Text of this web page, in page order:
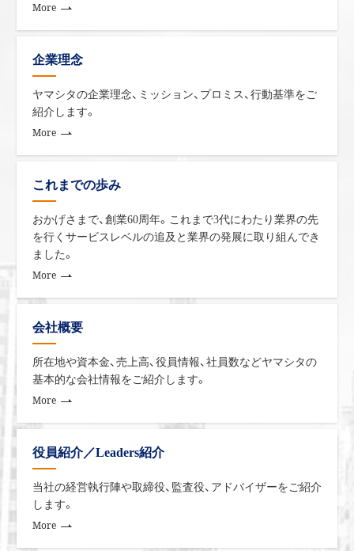
More
企業理念
ヤマシタの企業理念、ミッション、プロミス、行動基準をご
紹介します。
More
これまでの歩み
おかげさまで、創業60周年。これまで3代にわたり業界の先
を行くサービスレベルの追及と業界の発展に取り組んでき
ました。
More
会社概要
所在地や資本金、売上高、役員情報、社員数などヤマシタの
基本的な会社情報をご紹介します。
More
役員紹介／Leaders紹介
当社の経営執行陣や取締役、監査役、アドバイザーをご紹介
します。
More